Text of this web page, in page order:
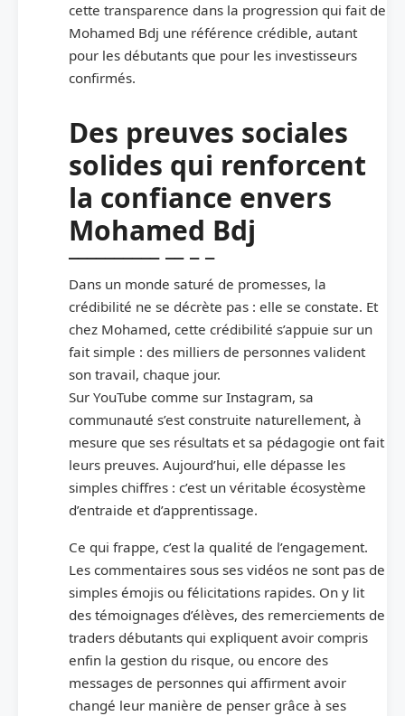
cette transparence dans la progression qui fait de
Mohamed Bdj une référence crédible, autant
pour les débutants que pour les investisseurs
confirmés.
Des preuves sociales
solides qui renforcent
la confiance envers
Mohamed Bdj
Dans un monde saturé de promesses, la
crédibilité ne se décrète pas : elle se constate. Et
chez Mohamed, cette crédibilité s’appuie sur un
fait simple : des milliers de personnes valident
son travail, chaque jour.
Sur YouTube comme sur Instagram, sa
communauté s’est construite naturellement, à
mesure que ses résultats et sa pédagogie ont fait
leurs preuves. Aujourd’hui, elle dépasse les
simples chiffres : c’est un véritable écosystème
d’entraide et d’apprentissage.
Ce qui frappe, c’est la qualité de l’engagement.
Les commentaires sous ses vidéos ne sont pas de
simples émojis ou félicitations rapides. On y lit
des témoignages d’élèves, des remerciements de
traders débutants qui expliquent avoir compris
enfin la gestion du risque, ou encore des
messages de personnes qui affirment avoir
changé leur manière de penser grâce à ses